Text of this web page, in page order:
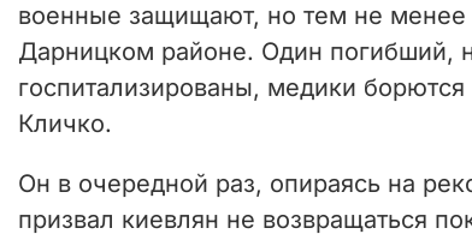
o
военные защищают, но тем не
Дарницком районе. Один погибший,
госпитализированы, медики борются
Кличко.
Он в очередной раз, опираясь на
призвал киевлян не возвращаться